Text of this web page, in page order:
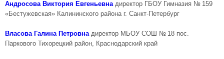
Андросова Виктория Евгеньевна директор ГБОУ Гимназия № 159
«Бестужевская» Калининского района г. Санкт-Петербург
Власова Галина Петровна директор МБОУ СОШ № 18 пос.
Паркового Тихорецкий район, Краснодарский край